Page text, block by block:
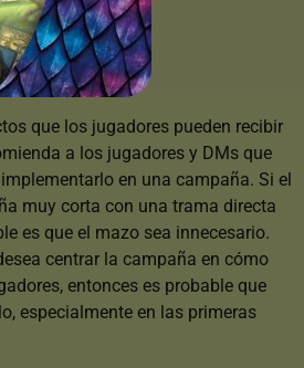
que los jugadores pueden recibir
a los jugadores y DMs que
en una campaña. Si el
muy corta con una trama directa
es que el mazo sea innecesario.
centrar la campaña en cómo
entonces es probable que
especialmente en las primeras